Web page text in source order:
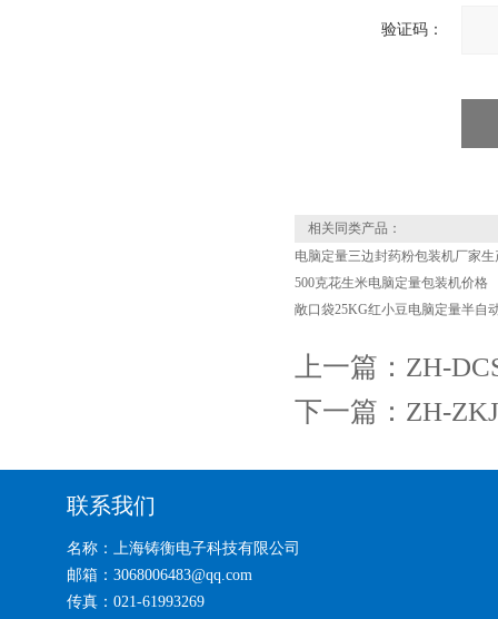
验证码：
相关同类产品：
电脑定量三边封药粉包装机厂家生
500克花生米电脑定量包装机价格
敞口袋25KG红小豆电脑定量半自
上一篇： ZH-
下一篇： ZH-
联系我们
名称：上海铸衡电子科技有限公司
邮箱：3068006483@qq.com
传真：021-61993269